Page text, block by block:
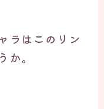
ラはこのリン
。